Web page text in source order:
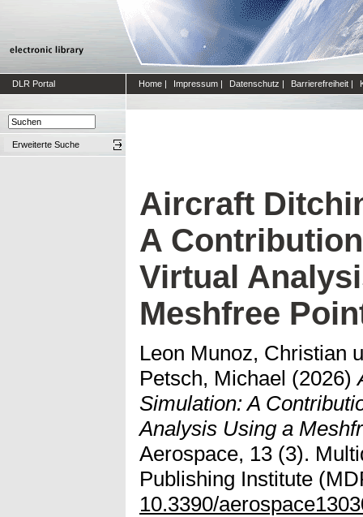
DLR Portal Home | Impressum | Datenschutz | Barrierefreiheit |
Erweiterte Suche
Aircraft
A
Virtual
Meshfree
Leon Munoz, Christian
Petsch, Michael (2026)
Simulation: A
Analysis Using a
Aerospace, 13 (3).
Publishing Institute
10.3390/